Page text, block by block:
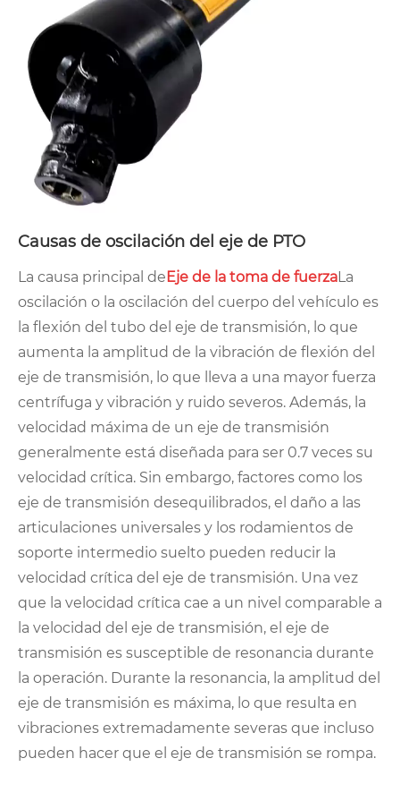
Causas de oscilación del eje de PTO
La causa principal deEje de la toma de fuerzaLa
oscilación o la oscilación del cuerpo del vehículo es
la flexión del tubo del eje de transmisión, lo que
aumenta la amplitud de la vibración de flexión del
eje de transmisión, lo que lleva a una mayor fuerza
centrífuga y vibración y ruido severos. Además, la
velocidad máxima de un eje de transmisión
generalmente está diseñada para ser 0.7 veces su
velocidad crítica. Sin embargo, factores como los
eje de transmisión desequilibrados, el daño a las
articulaciones universales y los rodamientos de
soporte intermedio suelto pueden reducir la
velocidad crítica del eje de transmisión. Una vez
que la velocidad crítica cae a un nivel comparable a
la velocidad del eje de transmisión, el eje de
transmisión es susceptible de resonancia durante
la operación. Durante la resonancia, la amplitud del
eje de transmisión es máxima, lo que resulta en
vibraciones extremadamente severas que incluso
pueden hacer que el eje de transmisión se rompa.